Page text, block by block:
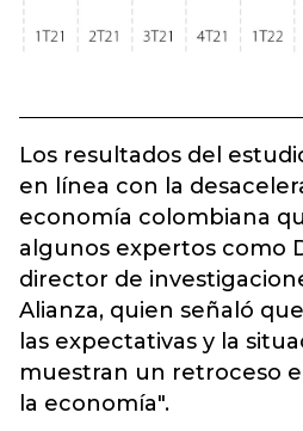
Los resultados del
en línea con la
economía colombiana
algunos expertos como
director de
Alianza, quien señaló
las expectativas y la
muestran un retroceso
la economía".